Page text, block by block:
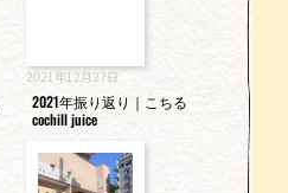
2021年12月27日
2021年振り返り｜こちる
cochill juice